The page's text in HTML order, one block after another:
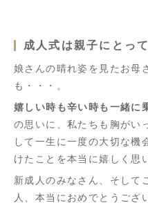
成人式は親子にとっ
娘さんの晴れ姿を見たお母
も・・・。
嬉しい時も辛い時も一緒に
の思いに、私たちも胸がい
して一生に一度の大切な機
けたことを本当に嬉しく思
新成人のみなさん、そして
人、本当におめでとうござ